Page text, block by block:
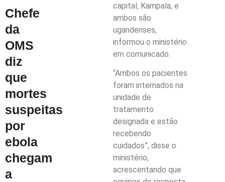
Chefe
da
OMS
diz
que
mortes
suspeitas
por
ebola
chegam
a
capital, Kampala, e
ambos são
ugandenses,
informou o ministério
em comunicado.
“Ambos os pacientes
foram internados na
unidade de
tratamento
designada e estão
recebendo
cuidados”, disse o
ministério,
acrescentando que